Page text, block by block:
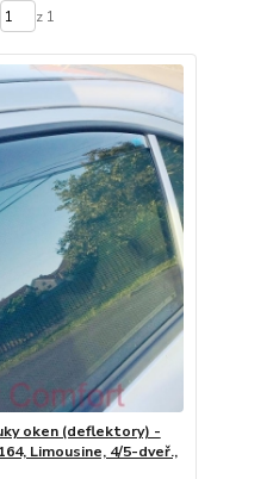
z 1
oken (deflektory) -
Limousine, 4/5-dveř.,